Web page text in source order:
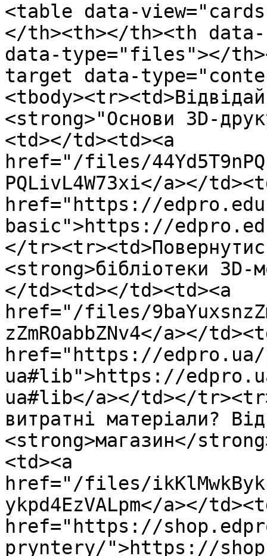
<table data-
</th><th></th><th
data-type="files"></
target data-
<strong>"Основи 3D-
<td></td><td><a
href="/files/
PQLivL4W73xi</a></
href="https://
basic">https://
</
<strong>бібліотеки
</td><td></td><td><a
href="/files/
zZmROabbZNv4</a></
href="https://
ua#lib">https://
ua#lib</a></td></
витратні матеріали?
<strong>магазин</
<td><a
href="/files/
ykpd4EzVALpm</a></
href="https://
pryntery/">https://